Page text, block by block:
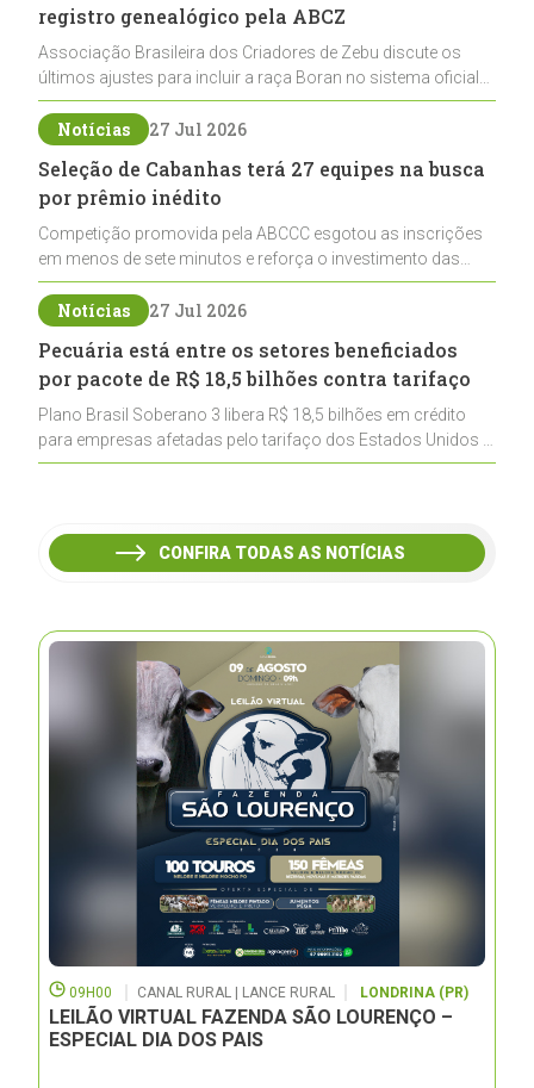
registro genealógico pela ABCZ
Associação Brasileira dos Criadores de Zebu discute os
últimos ajustes para incluir a raça Boran no sistema oficial
de registros, abrindo caminho para sua expansão na
pecuária nacional
Notícias 27 Jul 2026
Seleção de Cabanhas terá 27 equipes na busca
por prêmio inédito
Competição promovida pela ABCCC esgotou as inscrições
em menos de sete minutos e reforça o investimento das
cabanhas na seleção genética de Cavalos Crioulos voltados
ao laço
Notícias 27 Jul 2026
Pecuária está entre os setores beneficiados
por pacote de R$ 18,5 bilhões contra tarifaço
Plano Brasil Soberano 3 libera R$ 18,5 bilhões em crédito
para empresas afetadas pelo tarifaço dos Estados Unidos e
inclui a pecuária entre os setores estratégicos
CONFIRA TODAS AS NOTÍCIAS
09H00 CANAL RURAL | LANCE RURAL LONDRINA (PR)
LEILÃO VIRTUAL FAZENDA SÃO LOURENÇO –
ESPECIAL DIA DOS PAIS